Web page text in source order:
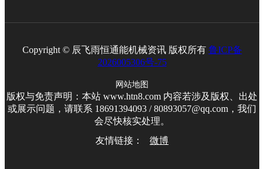
Copyright © 辰飞雨恒通能机械资讯 版权所有 鲁ICP备
2026005306号-75
网站地图
版权与免责声明：本站 www.htn8.com 内容若涉及版权、出处
或展示问题，请联系 18691394093 / 80893057@qq.com，我们
会尽快核实处理。
友情链接：
微博